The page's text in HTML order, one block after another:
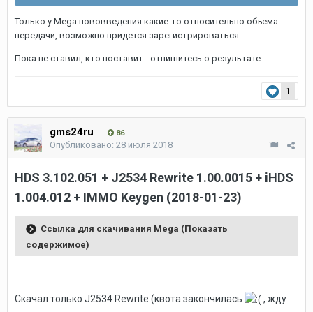
Только у Mega нововведения какие-то относительно объема
передачи, возможно придется зарегистрироваться.
Пока не ставил, кто поставит - отпишитесь о результате.
1
gms24ru 86
Опубликовано: 28 июля 2018
HDS 3.102.051 + J2534 Rewrite 1.00.0015 + iHDS
1.004.012 + IMMO Keygen (2018-01-23)
Ссылка для скачивания Mega (Показать
содержимое)
Скачал только J2534 Rewrite (квота закончилась
, жду